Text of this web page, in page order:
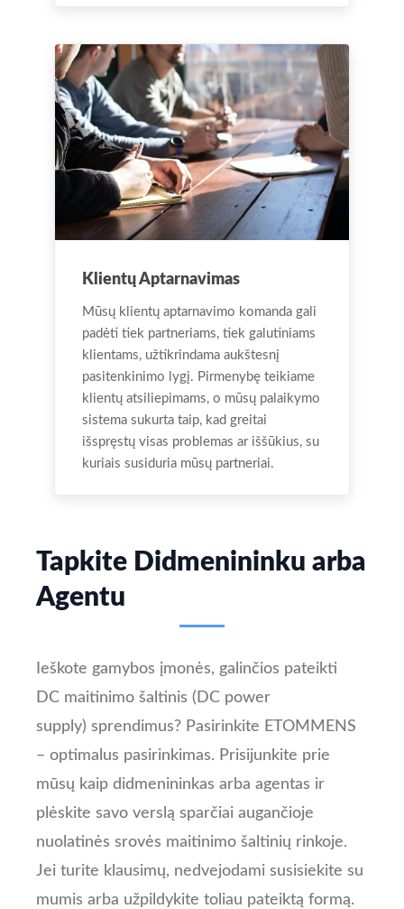
Klientų Aptarnavimas
Mūsų klientų aptarnavimo komanda gali
padėti tiek partneriams, tiek galutiniams
klientams, užtikrindama aukštesnį
pasitenkinimo lygį. Pirmenybę teikiame
klientų atsiliepimams, o mūsų palaikymo
sistema sukurta taip, kad greitai
išspręstų visas problemas ar iššūkius, su
kuriais susiduria mūsų partneriai.
Tapkite Didmenininku arba
Agentu
Ieškote gamybos įmonės, galinčios pateikti
DC maitinimo šaltinis (DC power
supply) sprendimus? Pasirinkite ETOMMENS
– optimalus pasirinkimas. Prisijunkite prie
mūsų kaip didmenininkas arba agentas ir
plėskite savo verslą sparčiai augančioje
nuolatinės srovės maitinimo šaltinių rinkoje.
Jei turite klausimų, nedvejodami susisiekite su
mumis arba užpildykite toliau pateiktą formą.